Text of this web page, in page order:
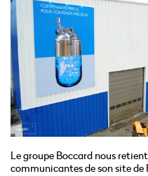
Le groupe Boccard nous
communicantes de son site de